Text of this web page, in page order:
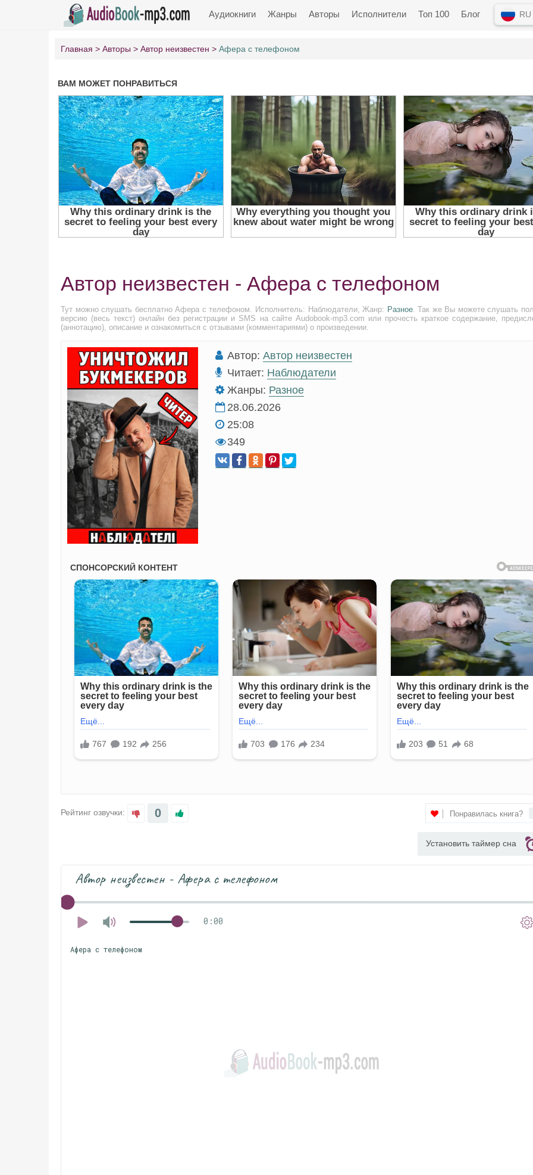
Аудиокниги Жанры Авторы Исполнители Топ 100 Блог RU
Главная Авторы Автор неизвестен Афера с телефоном
Автор неизвестен - Афера с телефоном
Тут можно слушать бесплатно Афера с телефоном. Исполнитель: Наблюдатели, Жанр: Разное. Так же Вы можете слушать
версию (весь текст) онлайн без регистрации и SMS на сайте Audobook-mp3.com или прочесть краткое содержание,
(аннотацию), описание и ознакомиться с отзывами (комментариями) о произведении.
Автор: Автор неизвестен
Читает: Наблюдатели
Жанры: Разное
28.06.2026
25:08
349
Рейтинг озвучки: 0 Понравилась книга?
Установить таймер сна
Автор неизвестен - Афера с телефоном
0:00
Афера с телефоном